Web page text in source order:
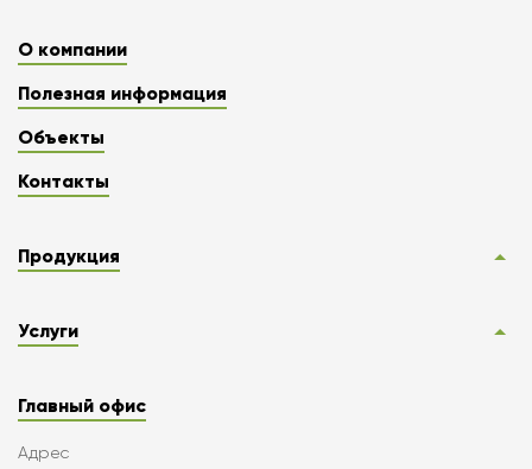
О компании
Полезная информация
Объекты
Контакты
Продукция
Услуги
Главный офис
Адрес